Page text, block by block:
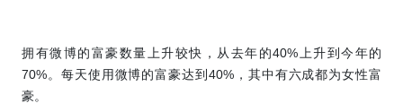
拥有微博的富豪数量上升较快，从去年的40% 上升到今年的
70%。每天使用微博的富豪达到 40%，其中有六成都为女性富
豪。